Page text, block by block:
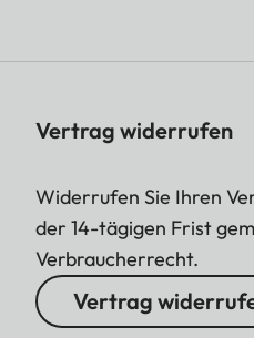
Vertrag widerrufen
Widerrufen Sie Ihren
der 14-tägigen Frist
Verbraucherrecht.
Vertrag